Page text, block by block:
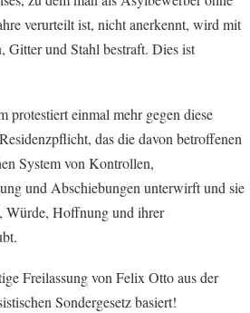
verurteilt ist, nicht anerkennt, wird mit
Gitter und Stahl bestraft. Dies ist
protestiert einmal mehr gegen diese
das die davon betroffenen
System von Kontrollen,
und Abschiebungen unterwirft und sie
Würde, Hoffnung und ihrer
Freilassung von Felix Otto aus der
Sondergesetz basiert!